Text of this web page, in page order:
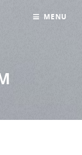
MENU